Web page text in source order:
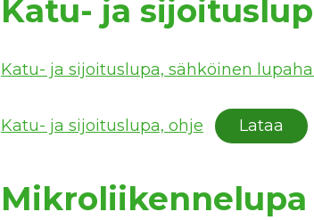
Katu- ja
Katu- ja sijoituslupa, sähköinen
Katu- ja sijoituslupa, ohje Lataa
Mikroliikennelupa